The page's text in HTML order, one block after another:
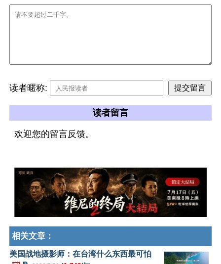
读者暱称:
读者留言
欢迎您的留言反馈。
相关文章：
美国战地摄影师：在台湾什么东西最可怕